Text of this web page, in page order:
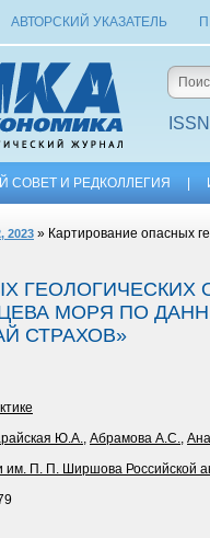
АВТОРСКИЙ УКАЗАТЕЛЬ
СОВЕТ И РЕДКОЛЛЕГИЯ
2023 » Картирование опасных
МОРЯ ПО
СТРАХОВ»
Ю.А., Абрамова А.С.,
им. П. П. Ширшова Российской